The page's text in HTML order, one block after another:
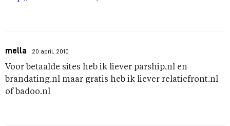
mella 20 april, 2010
Voor betaalde sites heb ik liever parship.nl en
brandating.nl maar gratis heb ik liever relatiefront.nl
of badoo.nl